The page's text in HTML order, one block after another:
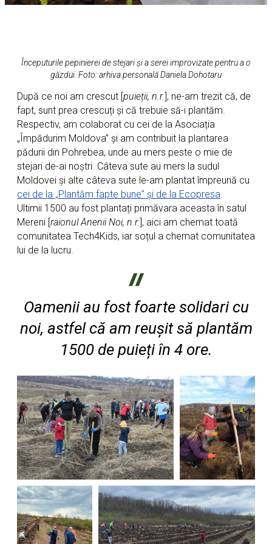
Începuturile pepinierei de stejari și a serei improvizate pentru a o
găzdui. Foto: arhiva personalăDaniela Dohotaru
După ce noi am crescut [ puieții, n.r. ], ne-am trezit că, de
fapt, sunt prea crescuți și că trebuie să-i plantăm.
Respectiv, am colaborat cu cei de la Asociația
„Împădurim Moldova” și am contribuit la plantarea
pădurii din Pohrebea, unde au mers peste o mie de
stejari de-ai noștri. Câteva sute au mers la sudul
Moldovei și alte câteva sute le-am plantat împreună cu
cei de la „Plantăm fapte bune” și de la Ecopresa.
Ultimii 1500 au fost plantați primăvara aceasta în satul
Mereni [ raionul Anenii Noi, n.r. ], aici am chemat toată
comunitatea Tech4Kids, iar soțul a chemat comunitatea
lui de la lucru.
Oamenii au fost foarte solidari cu
noi, astfel că am reușit să plantăm
1500 de puieți în 4 ore.